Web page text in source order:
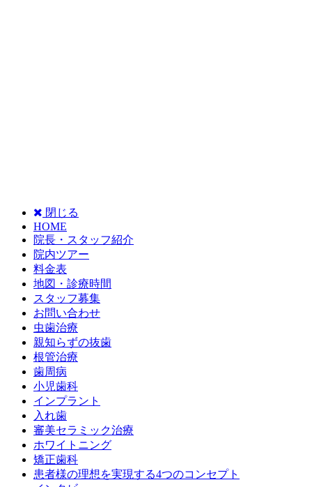
閉じる
HOME
院長・スタッフ紹介
院内ツアー
料金表
地図・診療時間
スタッフ募集
お問い合わせ
虫歯治療
親知らずの抜歯
根管治療
歯周病
小児歯科
インプラント
入れ歯
審美セラミック治療
ホワイトニング
矯正歯科
患者様の理想を実現する4つのコンセプト